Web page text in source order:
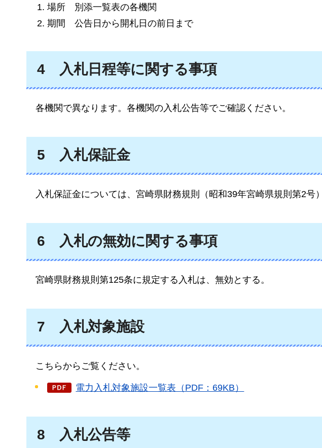
場所 別添一覧表の各機関
期間
公告日から開札日の前日まで
4 入札日程等に関する事項
各機関で異なります。各機関の入札公告等でご確認ください。
5 入札保証金
入札保証金については、 宮崎県財務規則（昭和39年宮崎県規則第2号
6 入札の無効に関する事項
宮崎県財務規則第125条に規定する入札は、無効とする。
7 入札対象施設
こ ちらからご覧ください。
電力入札対象施設一覧表（PDF：69KB）
8 入札公告等